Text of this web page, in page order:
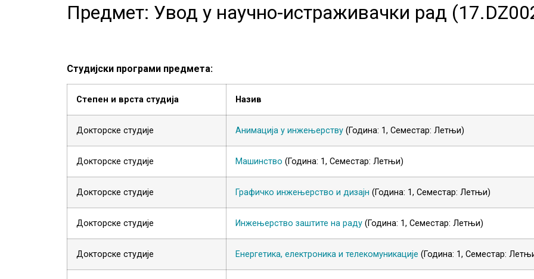
Предмет: Увод у научно-истраживачки рад (
Студијски програми предмета:
Степен и врста студија Назив
Докторске студије Анимација у инжењерству (Година: 1, Семестар: Летњи)
Докторске студије Машинство (Година: 1, Семестар: Летњи)
Докторске студије Графичко инжењерство и дизајн (Година: 1, Семестар: Летњи)
Докторске студије Инжењерство заштите на раду (Година: 1, Семестар: Летњи)
Докторске студије Енергетика, електроника и телекомуникације (Година: 1, Семестар: